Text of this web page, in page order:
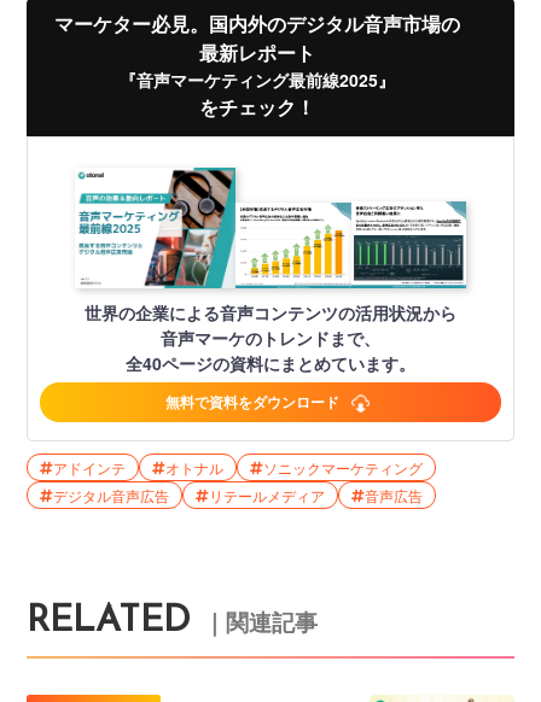
マーケター必見。国内外のデジタル音声市場の
最新レポート
『音声マーケティング最前線2025』
をチェック！
世界の企業による音声コンテンツの活用状況から
音声マーケのトレンドまで、
全40ページの資料にまとめています。
無料で資料をダウンロード
アドインテ オトナル
ソニックマーケティング
デジタル音声広告
リテールメディア 音声広告
RELATED ｜関連記事